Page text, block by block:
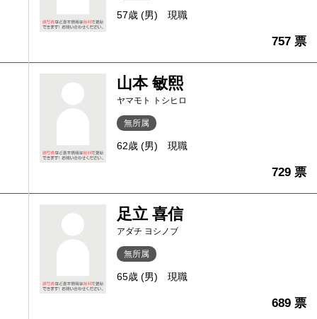
57歳 (男) 現職
757 票
山本 敏熙
ヤマモト トシヒロ
無所属
62歳 (男) 現職
729 票
足立 喜信
アダチ ヨシノブ
無所属
65歳 (男) 現職
689 票